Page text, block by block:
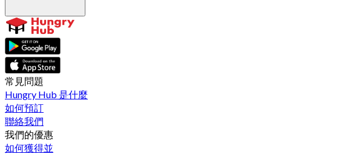
常見問題
Hungry Hub 是什麼
如何預訂
聯絡我們
我們的優惠
如何獲得並